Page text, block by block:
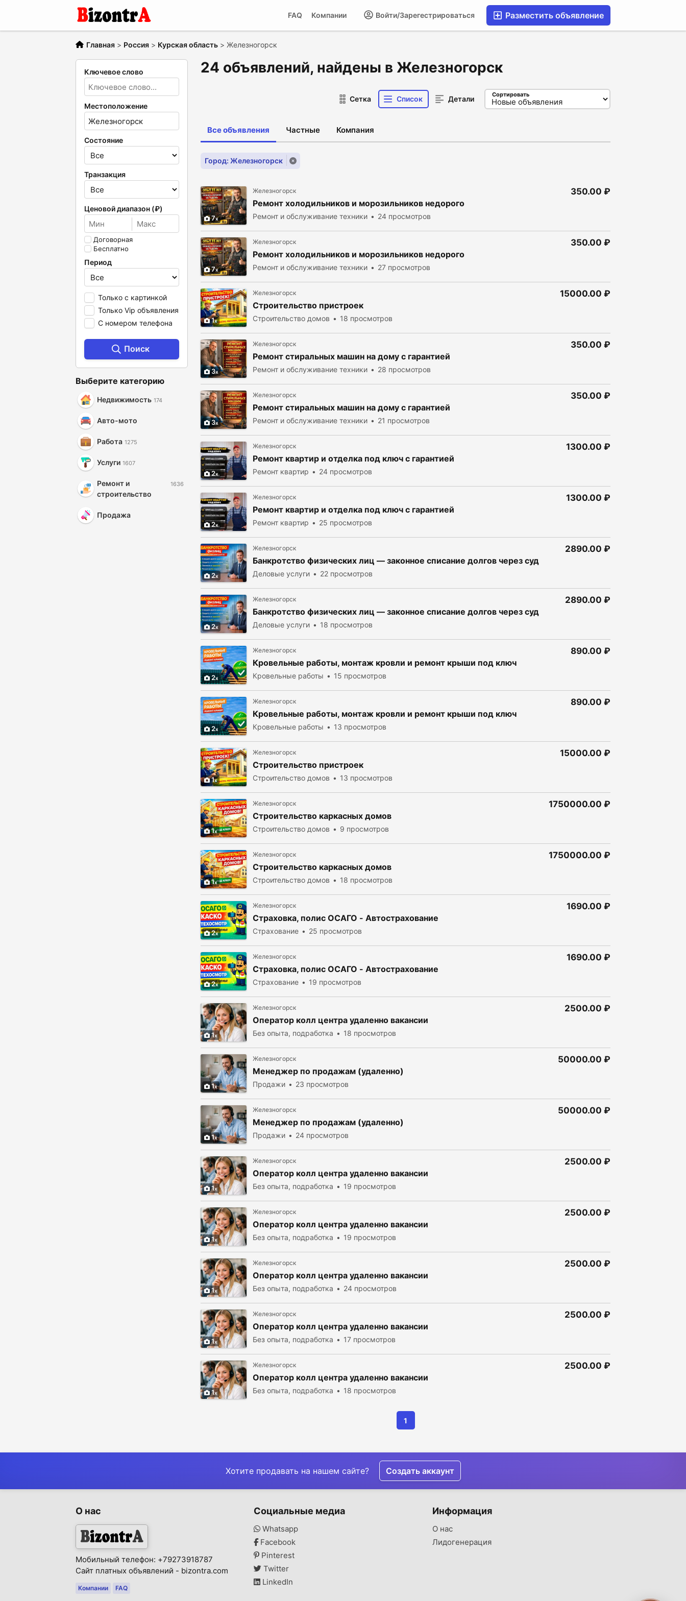
Разместить объявление
Войти/Зарегестрироваться
Компании
FAQ
Главная > Россия > Курская область > Железногорск
Ключевое слово
Местоположение
Состояние
Транзакция
Ценовой диапазон (₽)
Договорная
Бесплатно
Период
Только с картинкой
Только Vip объявления
С номером телефона
Поиск
Выберите категорию
Недвижимость 174
Авто-мото
Работа 1275
Услуги 1607
Ремонт и
строительство
1636
Продажа
24 объявлений, найдены в Железногорск
Сетка Список Детали Сортировать
Все объявления Частные Компания
Город: Железногорск
7
Железногорск
Ремонт холодильников и морозильников недорого
Ремонт и обслуживание техники 24 просмотров
350.00 ₽
7
Железногорск
Ремонт холодильников и морозильников недорого
Ремонт и обслуживание техники 27 просмотров
350.00 ₽
1
Железногорск
Строительство пристроек
Строительство домов 18 просмотров
15000.00 ₽
3
Железногорск
Ремонт стиральных машин на дому с гарантией
Ремонт и обслуживание техники 28 просмотров
350.00 ₽
3
Железногорск
Ремонт стиральных машин на дому с гарантией
Ремонт и обслуживание техники 21 просмотров
350.00 ₽
2
Железногорск
Ремонт квартир и отделка под ключ с гарантией
Ремонт квартир 24 просмотров
1300.00 ₽
2
Железногорск
Ремонт квартир и отделка под ключ с гарантией
Ремонт квартир 25 просмотров
1300.00 ₽
2
Железногорск
Банкротство физических лиц — законное списание долгов через суд
Деловые услуги 22 просмотров
2890.00 ₽
2
Железногорск
Банкротство физических лиц — законное списание долгов через суд
Деловые услуги 18 просмотров
2890.00 ₽
2
Железногорск
Кровельные работы, монтаж кровли и ремонт крыши под ключ
Кровельные работы 15 просмотров
890.00 ₽
2
Железногорск
Кровельные работы, монтаж кровли и ремонт крыши под ключ
Кровельные работы 13 просмотров
890.00 ₽
1
Железногорск
Строительство пристроек
Строительство домов 13 просмотров
15000.00 ₽
1
Железногорск
Строительство каркасных домов
Строительство домов 9 просмотров
1750000.00 ₽
1
Железногорск
Строительство каркасных домов
Строительство домов 18 просмотров
1750000.00 ₽
2
Железногорск
Страховка, полис ОСАГО - Автострахование
Страхование 25 просмотров
1690.00 ₽
2
Железногорск
Страховка, полис ОСАГО - Автострахование
Страхование 19 просмотров
1690.00 ₽
1
Железногорск
Оператор колл центра удаленно вакансии
Без опыта, подработка 18 просмотров
2500.00 ₽
1
Железногорск
Менеджер по продажам (удаленно)
Продажи 23 просмотров
50000.00 ₽
1
Железногорск
Менеджер по продажам (удаленно)
Продажи 24 просмотров
50000.00 ₽
1
Железногорск
Оператор колл центра удаленно вакансии
Без опыта, подработка 19 просмотров
2500.00 ₽
1
Железногорск
Оператор колл центра удаленно вакансии
Без опыта, подработка 19 просмотров
2500.00 ₽
1
Железногорск
Оператор колл центра удаленно вакансии
Без опыта, подработка 24 просмотров
2500.00 ₽
1
Железногорск
Оператор колл центра удаленно вакансии
Без опыта, подработка 17 просмотров
2500.00 ₽
1
Железногорск
Оператор колл центра удаленно вакансии
Без опыта, подработка 18 просмотров
2500.00 ₽
1
Хотите продавать на нашем сайте? Создать аккаунт
О нас
Мобильный телефон: +79273918787
Сайт платных объявлений - bizontra.com
Компании FAQ
Социальные медиа
Whatsapp
Facebook
Pinterest
Twitter
LinkedIn
Информация
О нас
Лидогенерация